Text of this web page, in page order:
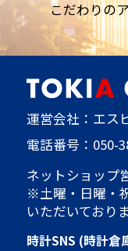
こだわりの
運営会社：エス
電話番号： 050-
ネットショップ
※土曜・日曜・
いただいておりま
時計SNS (時計倉